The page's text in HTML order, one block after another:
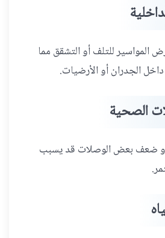
المواسير للتلف أو التشقق مما
الجدران أو الأرضيات.
الصحية
ضعف بعض الوصلات قد يسبب